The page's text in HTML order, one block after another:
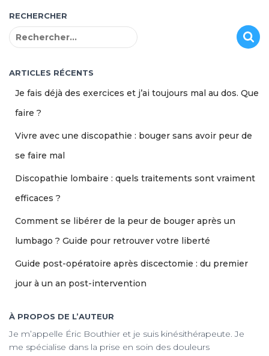
RECHERCHER
R
h
ARTICLES RÉCENTS
Je fais déjà des exercices et j’ai toujours mal au dos. Que
faire ?
Vivre avec une discopathie : bouger sans avoir peur de
se faire mal
Discopathie lombaire : quels traitements sont vraiment
efficaces ?
Comment se libérer de la peur de bouger après un
lumbago ? Guide pour retrouver votre liberté
Guide post-opératoire après discectomie : du premier
jour à un an post-intervention
À PROPOS DE L’AUTEUR
Je m’appelle Éric Bouthier et je suis kinésithérapeute. Je
me spécialise dans la prise en soin des douleurs